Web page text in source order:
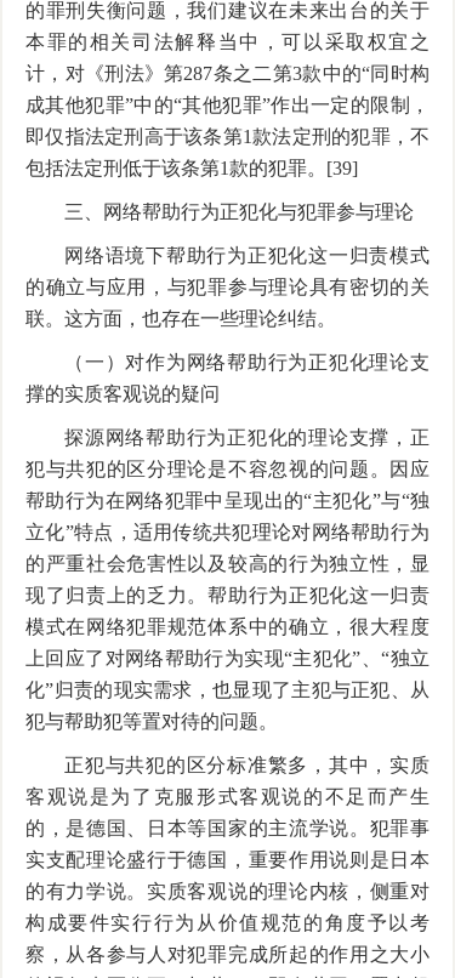
的罪刑失衡问题，我们建议在未来出台的关于
本罪的相关司法解释当中，可以采取权宜之
计，对《刑法》第287条之二第3款中的“同时构
成其他犯罪”中的“其他犯罪”作出一定的限制，
即仅指法定刑高于该条第1款法定刑的犯罪，不
包括法定刑低于该条第1款的犯罪。[39]
三、网络帮助行为正犯化与犯罪参与理论
网络语境下帮助行为正犯化这一归责模式
的确立与应用，与犯罪参与理论具有密切的关
联。这方面，也存在一些理论纠结。
（一）对作为网络帮助行为正犯化理论支
撑的实质客观说的疑问
探源网络帮助行为正犯化的理论支撑，正
犯与共犯的区分理论是不容忽视的问题。因应
帮助行为在网络犯罪中呈现出的“主犯化”与“独
立化”特点，适用传统共犯理论对网络帮助行为
的严重社会危害性以及较高的行为独立性，显
现了归责上的乏力。帮助行为正犯化这一归责
模式在网络犯罪规范体系中的确立，很大程度
上回应了对网络帮助行为实现“主犯化”、“独立
化”归责的现实需求，也显现了主犯与正犯、从
犯与帮助犯等置对待的问题。
正犯与共犯的区分标准繁多，其中，实质
客观说是为了克服形式客观说的不足而产生
的，是德国、日本等国家的主流学说。犯罪事
实支配理论盛行于德国，重要作用说则是日本
的有力学说。实质客观说的理论内核，侧重对
构成要件实行行为从价值规范的角度予以考
察，从各参与人对犯罪完成所起的作用之大小